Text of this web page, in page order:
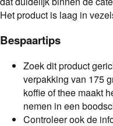
Het product is laag in
Bespaartips
Zoek dit product
verpakking van 175
koffie of thee maakt
nemen in een
Controleer ook de